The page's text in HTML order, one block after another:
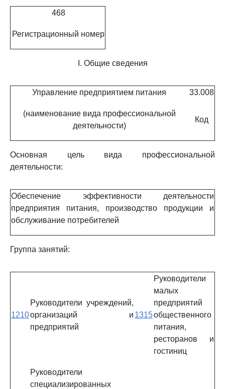
468
Регистрационный номер
I. Общие сведения
Управление предприятием питания 33.008
(наименование вида профессиональной
деятельности)
Код
Основная цель вида профессиональной
деятельности:
Обеспечение эффективности деятельности
предприятия питания, производство продукции и
обслуживание потребителей
Группа занятий:
1210
Руководители учреждений,
организаций и
предприятий
1315
Руководители
малых
предприятий
общественного
питания,
ресторанов и
гостиниц
Руководители
специализированных